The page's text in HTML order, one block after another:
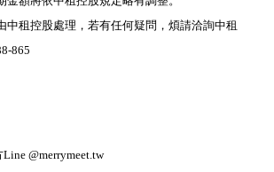
中租控股處理，若有任何疑問，煩請洽詢中租
865
@merrymeet.tw